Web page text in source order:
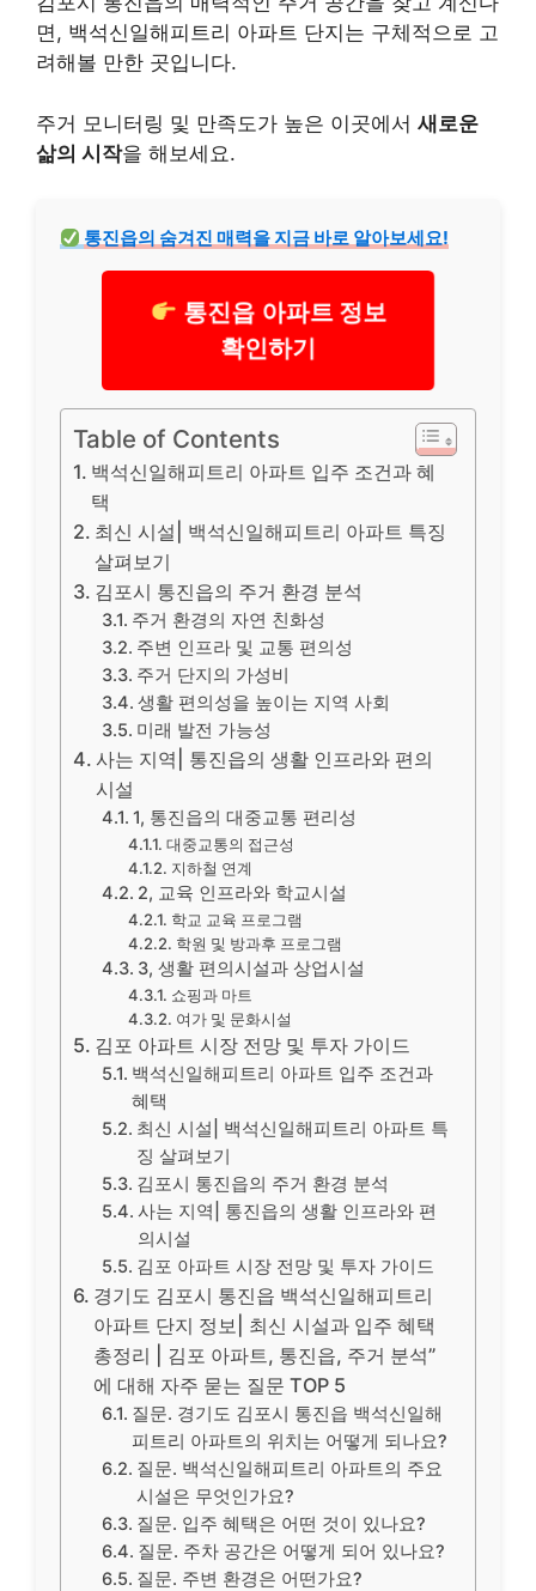
면, 백석신일해피트리 아파트 단지는 구체적으로 고
려해볼 만한 곳입니다.
주거 모니터링 및 만족도가 높은 이곳에서 새로운
삶의 시작을 해보세요.
통진읍의 숨겨진 매력을 지금 바로 알아보세요!
통진읍 아파트 정보
확인하기
Table of Contents
백석신일해피트리 아파트 입주 조건과 혜
택
최신 시설| 백석신일해피트리 아파트 특징
살펴보기
김포시 통진읍의 주거 환경 분석
주거 환경의 자연 친화성
주변 인프라 및 교통 편의성
주거 단지의 가성비
생활 편의성을 높이는 지역 사회
미래 발전 가능성
사는 지역| 통진읍의 생활 인프라와 편의
시설
1, 통진읍의 대중교통 편리성
대중교통의 접근성
지하철 연계
2, 교육 인프라와 학교시설
학교 교육 프로그램
학원 및 방과후 프로그램
3, 생활 편의시설과 상업시설
쇼핑과 마트
여가 및 문화시설
김포 아파트 시장 전망 및 투자 가이드
백석신일해피트리 아파트 입주 조건과
혜택
최신 시설| 백석신일해피트리 아파트 특
징 살펴보기
김포시 통진읍의 주거 환경 분석
사는 지역| 통진읍의 생활 인프라와 편
의시설
김포 아파트 시장 전망 및 투자 가이드
경기도 김포시 통진읍 백석신일해피트리
아파트 단지 정보| 최신 시설과 입주 혜택
총정리 | 김포 아파트, 통진읍, 주거 분석”
에 대해 자주 묻는 질문 TOP 5
질문. 경기도 김포시 통진읍 백석신일해
피트리 아파트의 위치는 어떻게 되나요?
질문. 백석신일해피트리 아파트의 주요
시설은 무엇인가요?
질문. 입주 혜택은 어떤 것이 있나요?
질문. 주차 공간은 어떻게 되어 있나요?
질문. 주변 환경은 어떤가요?